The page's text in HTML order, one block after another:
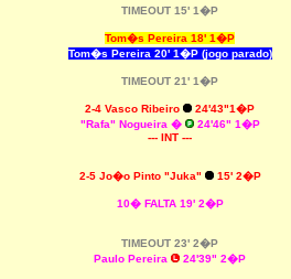
TIMEOUT 15' 1�P
Tom�s Pereira 18' 1�P
Tom�s Pereira 20' 1�P (jogo parado)
TIMEOUT 21' 1�P
2-4 Vasco Ribeiro
24'43"1�P
"Rafa" Nogueira �
24'46" 1�P
--- INT ---
2-5 Jo�o Pinto "Juka" 15' 2�P
10� FALTA 19' 2�P
TIMEOUT 23' 2�P
Paulo Pereira
24'39" 2�P